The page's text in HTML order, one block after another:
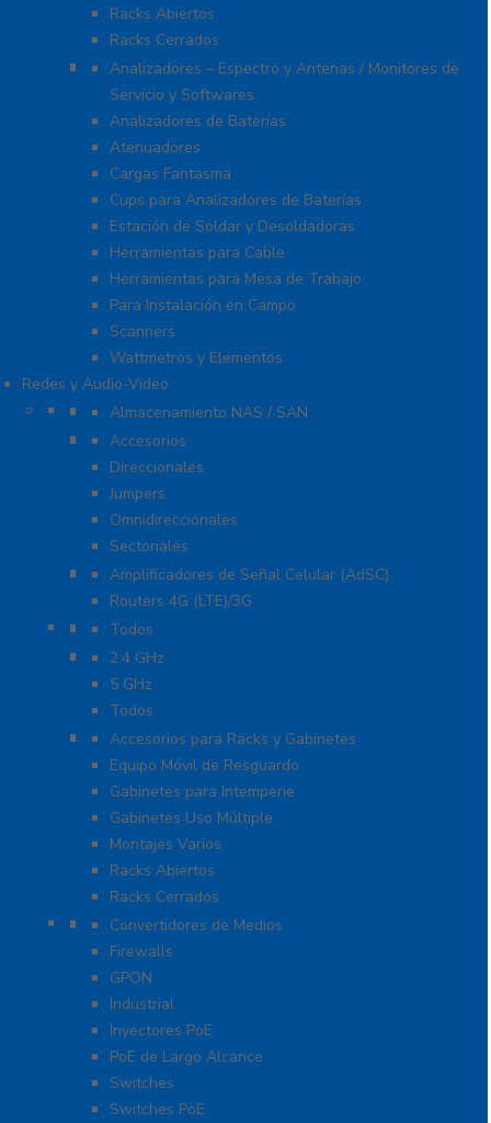
Racks Abiertos
Racks Cerrados
Equipo de Laboratorio
Analizadores – Espectro y Antenas / Monitores de
Servicio y Softwares
Analizadores de Baterías
Atenuadores
Cargas Fantasma
Cups para Analizadores de Baterías
Estación de Soldar y Desoldadoras
Herramientas para Cable
Herramientas para Mesa de Trabajo
Para Instalación en Campo
Scanners
Wattmetros y Elementos
Redes y Audio-Video
Almacenamiento NAS / SAN y Servidores
Almacenamiento NAS / SAN
Antenas
Accesorios
Direccionales
Jumpers
Omnidireccionales
Sectoriales
Cobertura para Celular 4G LTE, 3G y Voz
Amplificadores de Señal Celular (AdSC)
Routers 4G (LTE)/3G
Enlaces de Backhaul
Todos
Enlaces PtP y PtMP
2.4 GHz
5 GHz
Todos
Racks y Gabinetes
Accesorios para Racks y Gabinetes
Equipo Móvil de Resguardo
Gabinetes para Intemperie
Gabinetes Uso Múltiple
Montajes Varios
Racks Abiertos
Racks Cerrados
Networking
Convertidores de Medios
Firewalls
GPON
Industrial
Inyectores PoE
PoE de Largo Alcance
Switches
Switches PoE